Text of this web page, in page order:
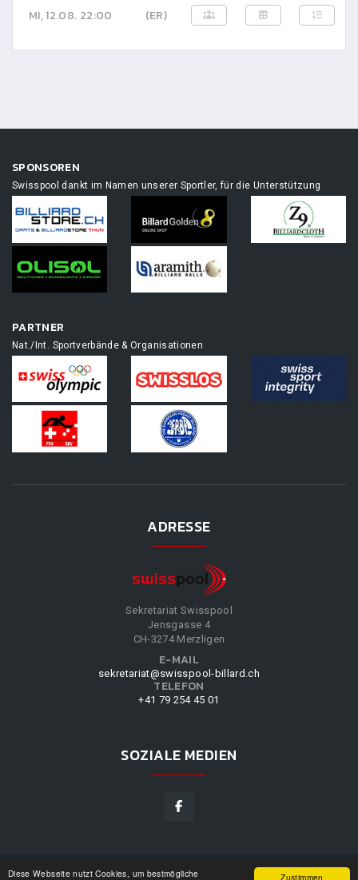
Zustimmen
Diese Webseite nutzt Cookies, um bestmögliche
MI, 12.08. 22:00
(ER)
SPONSOREN
Swisspool dankt im Namen unserer Sportler, für die Unterstützung
PARTNER
Nat./Int. Sportverbände & Organisationen
ADRESSE
Sekretariat Swisspool
Jensgasse 4
CH-3274 Merzligen
E-MAIL
sekretariat@swisspool-billard.ch
TELEFON
+41 79 254 45 01
SOZIALE MEDIEN
SWISSPOOL©2026|DESIGN BY UNSERE